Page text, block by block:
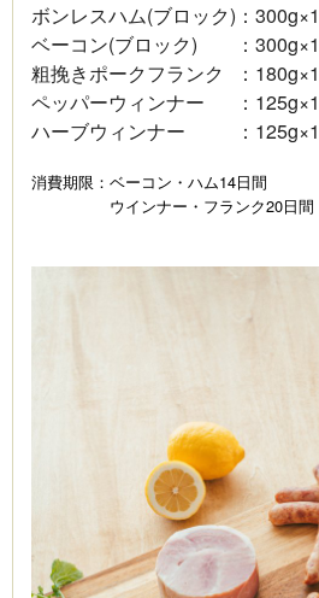
ボンレスハム(ブロック) ： 300g×1
ベーコン(ブロック)
： 300g×1
粗挽きポークフランク
： 180g×1
ペッパーウィンナー
： 125g×1
ハーブウィンナー
： 125g×1
消費期限：ベーコン・ハム14日間
ウインナー・フランク20日間